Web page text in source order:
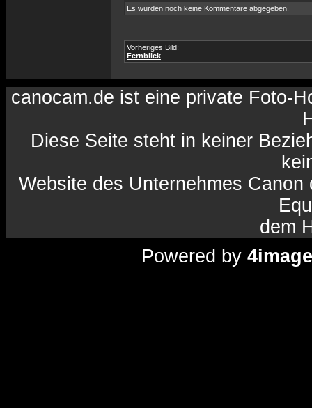
Es wurden noch keine Kommentare abgegeben.
Vorheriges Bild:
Fernblick
canocam.de ist eine private Foto-
Diese Seite steht in keiner
Website des Unternehmes
dem
Powered by